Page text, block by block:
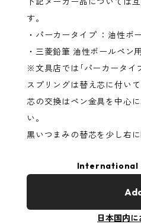
す。
・パーカータイプ ：油性ボ
・三菱鉛筆 油性ボールペン
※文具店では｢パーカータイ
スプリングは替え芯に付い
芯の交換はペン金具を中心
い。
黒いつまみの替芯を少し右
International
日本国内